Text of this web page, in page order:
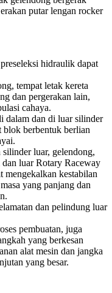
putar lengan rocker
hidraulik dapat
tempat letak kereta
dan pergerakan lain,
cahaya.
dalam dan di luar silinder
blok berbentuk berlian
luar, gelendong,
luar Rotary Raceway
mengekalkan kestabilan
yang panjang dan
dan pelindung luar
pembuatan, juga
yang berkesan
alat mesin dan jangka
yang besar.